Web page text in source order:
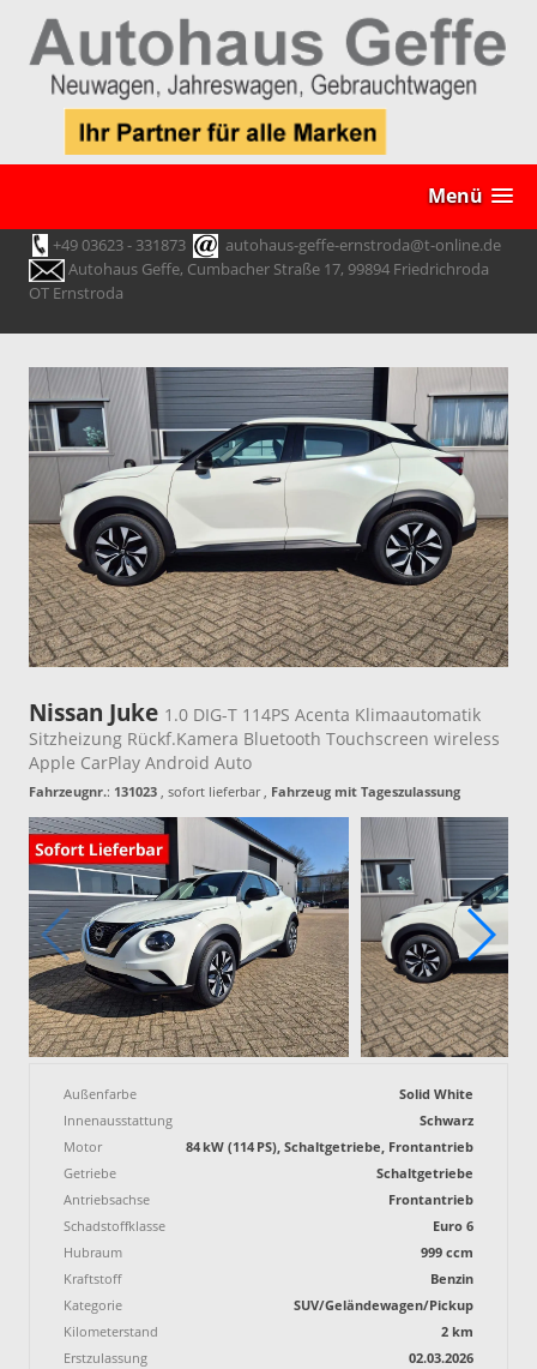
Menü
+49 03623 - 331873
autohaus-geffe-ernstroda@t-online.de
Autohaus Geffe, Cumbacher Straße 17, 99894 Friedrichroda
OT Ernstroda
Nissan Juke 1.0 DIG-T 114PS Acenta Klimaautomatik
Sitzheizung Rückf.Kamera Bluetooth Touchscreen wireless
Apple CarPlay Android Auto
Fahrzeugnr.: 131023 , sofort lieferbar, Fahrzeug mit Tageszulassung
Außenfarbe
Solid White
Innenausstattung
Schwarz
Motor
84 kW (114 PS), Schaltgetriebe, Frontantrieb
Getriebe
Schaltgetriebe
Antriebsachse
Frontantrieb
Schadstoffklasse
Euro 6
Hubraum
999 ccm
Kraftstoff
Benzin
Kategorie
SUV/Geländewagen/Pickup
Kilometerstand
2 km
Erstzulassung
02.03.2026